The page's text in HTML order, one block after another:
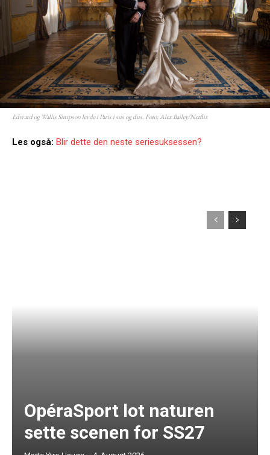
Edward og Wallis Simpson levde i Paris i sus og dus. Foto: Alex Bailey/Netflix
Les også: Blir dette den neste seriesuksessen?
OpéraSport lot naturen
sette scenen for SS27